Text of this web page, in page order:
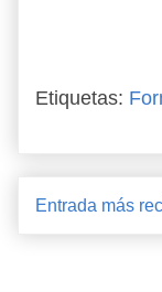
Etiquetas:
Entrada más